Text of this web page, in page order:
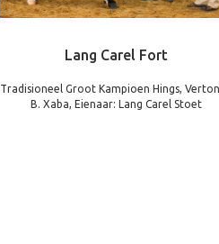
Lang Carel Fort
Tradisioneel Groot Kampioen Hings,
B. Xaba, Eienaar: Lang Carel Stoet